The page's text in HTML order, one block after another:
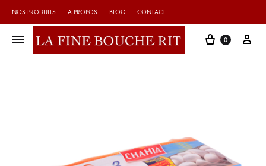
NOS PRODUITS A PROPOS BLOG CONTACT
Cart
0